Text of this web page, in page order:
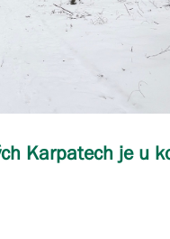
Karpatech je u